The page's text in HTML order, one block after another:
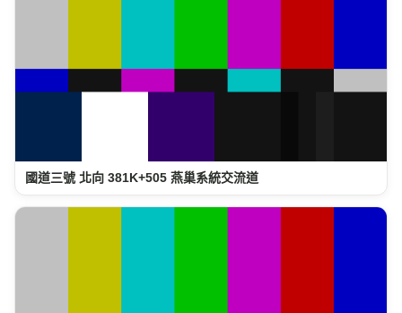
國道三號 北向 381K+505 燕巢系統交流道